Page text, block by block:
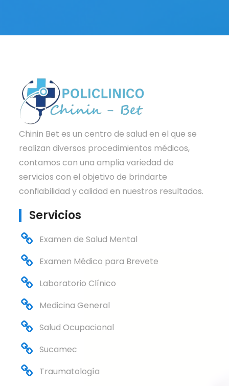
Chinin Bet es un centro de salud en el que se
realizan diversos procedimientos médicos,
contamos con una amplia variedad de
servicios con el objetivo de brindarte
confiabilidad y calidad en nuestros resultados.
Servicios
Examen de Salud Mental
Examen Médico para Brevete
Laboratorio Clínico
Medicina General
Salud Ocupacional
Sucamec
Traumatología